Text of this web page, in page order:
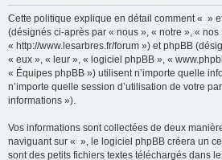
Cette politique explique en détail comment « »
(désignés ci-après par « nous », « notre », «
« http://www.lesarbres.fr/forum ») et phpBB
« eux », « leur », « logiciel phpBB », «
« Équipes phpBB ») utilisent n’importe quelle
n’importe quelle session d’utilisation de votre
informations »).
Vos informations sont collectées de deux
naviguant sur « », le logiciel phpBB créera un
sont des petits fichiers textes téléchargés dans